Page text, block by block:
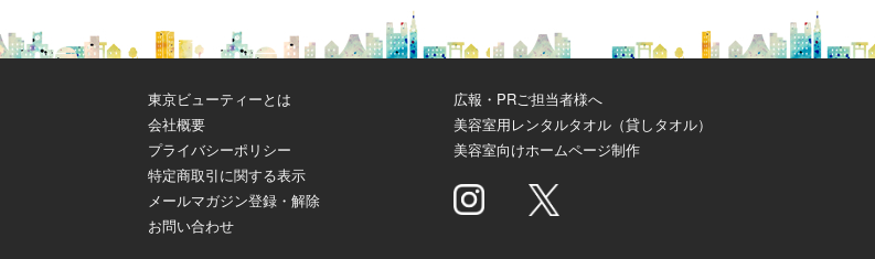
東京ビューティーとは
会社概要
プライバシーポリシー
特定商取引に関する表示
メールマガジン登録・解除
お問い合わせ
広報・PRご担当者様へ
美容室用レンタルタオル（貸しタオル）
美容室向けホームページ制作